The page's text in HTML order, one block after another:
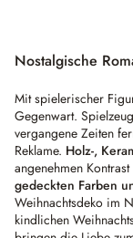
Nostalgische
Mit spielerischer
Gegenwart.
vergangene Zeiten
Reklame. Holz-,
angenehmen
gedeckten Farben
Weihnachtsdeko im
kindlichen